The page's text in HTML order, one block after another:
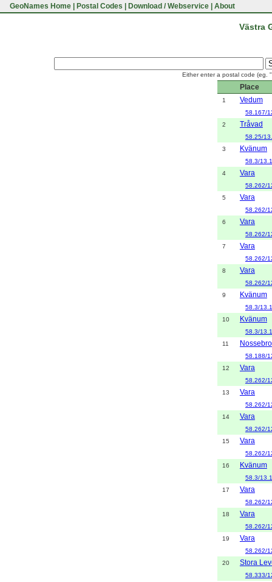
GeoNames Home Postal Codes Download / Webservice About
Västra
Either enter a postal code (eg.
Place
1 Vedum
58.167/
2
Tråvad
58.25/
3
Kvänum
58.3/
4
Vara
58.262/
5
Vara
58.262/
6
Vara
58.262/
7
Vara
58.262/
8
Vara
58.262/
9
Kvänum
58.3/
10
Kvänum
58.3/
11
Nossebro
58.188/
12
Vara
58.262/
13
Vara
58.262/
14
Vara
58.262/
15
Vara
58.262/
16
Kvänum
58.3/
17
Vara
58.262/
18
Vara
58.262/
19
Vara
58.262/
20
Stora
58.333/